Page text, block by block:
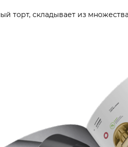
торт, складывает из